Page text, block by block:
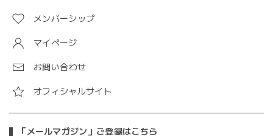
メンバーシップ
マイページ
お問い合わせ
オフィシャルサイト
「メールマガジン」ご登録はこちら